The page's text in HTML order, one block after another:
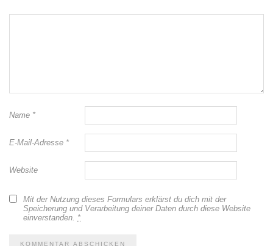
Name *
E-Mail-Adresse *
Website
Mit der Nutzung dieses Formulars erklärst du dich mit der
Speicherung und Verarbeitung deiner Daten durch diese Website
einverstanden. *